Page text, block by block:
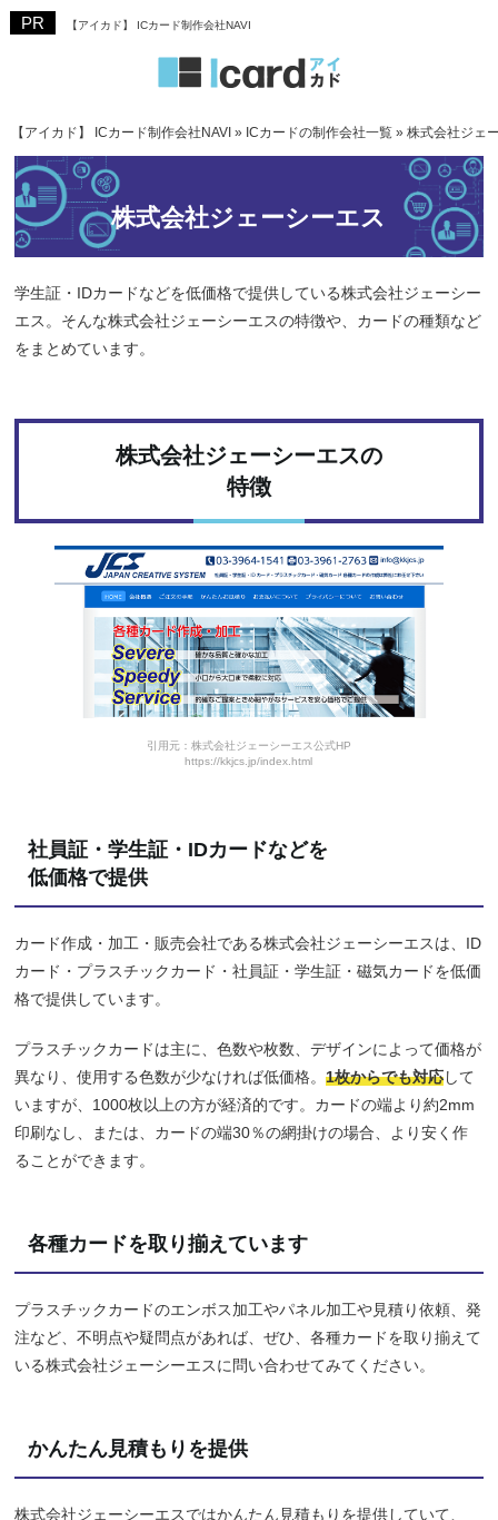
【アイカド】 ICカード制作会社NAVI
【アイカド】 ICカード制作会社NAVI » ICカードの制作会社一覧 » 株式会社ジェ
株式会社ジェーシーエス
学生証・IDカードなどを低価格で提供している株式会社ジェーシー
エス。そんな株式会社ジェーシーエスの特徴や、カードの種類など
をまとめています。
株式会社ジェーシーエスの
特徴
引用元：株式会社ジェーシーエス公式HP
https://kkjcs.jp/index.html
社員証・学生証・IDカードなどを
低価格で提供
カード作成・加工・販売会社である株式会社ジェーシーエスは、ID
カード・プラスチックカード・社員証・学生証・磁気カードを低価
格で提供しています。
プラスチックカードは主に、色数や枚数、デザインによって価格が
異なり、使用する色数が少なければ低価格。1枚からでも対応して
いますが、1000枚以上の方が経済的です。カードの端より約2mm
印刷なし、または、カードの端30％の網掛けの場合、より安く作
ることができます。
各種カードを取り揃えています
プラスチックカードのエンボス加工やパネル加工や見積り依頼、発
注など、不明点や疑問点があれば、ぜひ、各種カードを取り揃えて
いる株式会社ジェーシーエスに問い合わせてみてください。
かんたん見積もりを提供
株式会社ジェーシーエスではかんたん見積もりを提供していて、